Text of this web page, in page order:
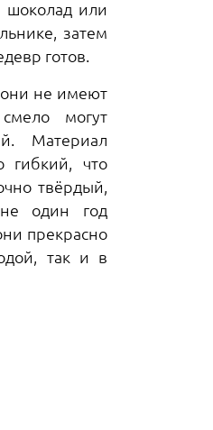
шоколад или
затем
готов.
они не имеют
могут
Материал
гибкий, что
твёрдый,
один год
прекрасно
так и в